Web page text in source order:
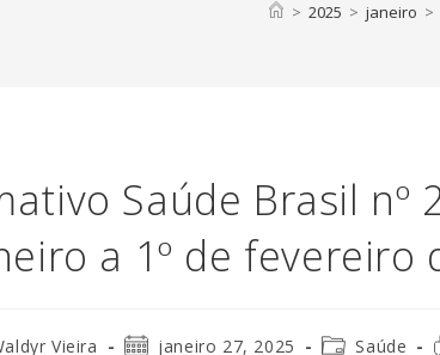
> 2025 > janeiro >
Saúde Brasil nº
a 1º de fevereiro
Vieira
Postjaneiro 27, 2025
Categoria
Saúde